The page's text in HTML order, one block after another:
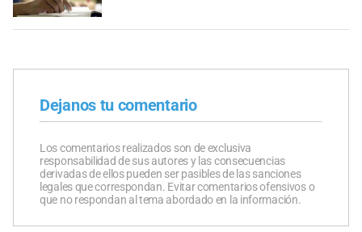
Dejanos tu comentario
Los comentarios realizados son de exclusiva
responsabilidad de sus autores y las consecuencias
derivadas de ellos pueden ser pasibles de las sanciones
legales que correspondan. Evitar comentarios ofensivos o
que no respondan al tema abordado en la información.